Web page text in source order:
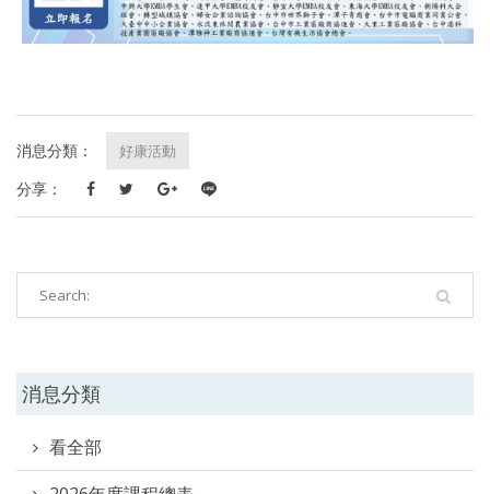
消息分類： 好康活動
分享：
消息分類
看全部